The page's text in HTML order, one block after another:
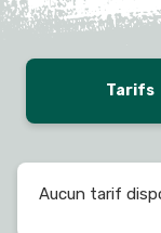
Tarifs
Aucun tarif